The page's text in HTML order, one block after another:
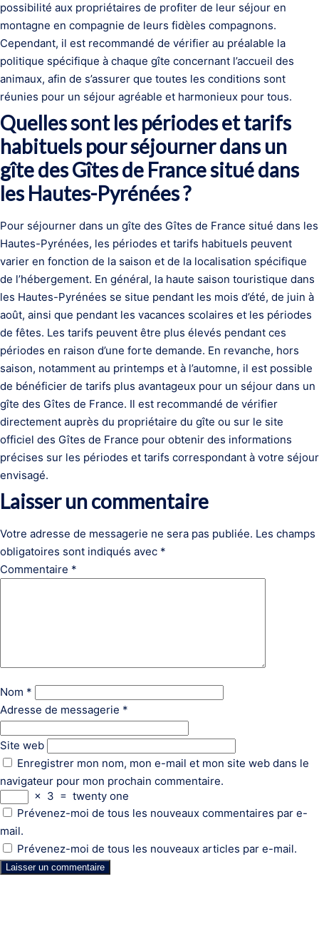
possibilité aux propriétaires de profiter de leur séjour en
montagne en compagnie de leurs fidèles compagnons.
Cependant, il est recommandé de vérifier au préalable la
politique spécifique à chaque gîte concernant l’accueil des
animaux, afin de s’assurer que toutes les conditions sont
réunies pour un séjour agréable et harmonieux pour tous.
Quelles sont les périodes et tarifs
habituels pour séjourner dans un
gîte des Gîtes de France situé dans
les Hautes-Pyrénées ?
Pour séjourner dans un gîte des Gîtes de France situé dans les
Hautes-Pyrénées, les périodes et tarifs habituels peuvent
varier en fonction de la saison et de la localisation spécifique
de l’hébergement. En général, la haute saison touristique dans
les Hautes-Pyrénées se situe pendant les mois d’été, de juin à
août, ainsi que pendant les vacances scolaires et les périodes
de fêtes. Les tarifs peuvent être plus élevés pendant ces
périodes en raison d’une forte demande. En revanche, hors
saison, notamment au printemps et à l’automne, il est possible
de bénéficier de tarifs plus avantageux pour un séjour dans un
gîte des Gîtes de France. Il est recommandé de vérifier
directement auprès du propriétaire du gîte ou sur le site
officiel des Gîtes de France pour obtenir des informations
précises sur les périodes et tarifs correspondant à votre séjour
envisagé.
Laisser un commentaire
Votre adresse de messagerie ne sera pas publiée. Les champs
obligatoires sont indiqués avec *
Commentaire *
Nom *
Adresse de messagerie *
Site web
Enregistrer mon nom, mon e-mail et mon site web dans le
navigateur pour mon prochain commentaire.
× 3 = twenty one
Prévenez-moi de tous les nouveaux commentaires par e-
mail.
Prévenez-moi de tous les nouveaux articles par e-mail.